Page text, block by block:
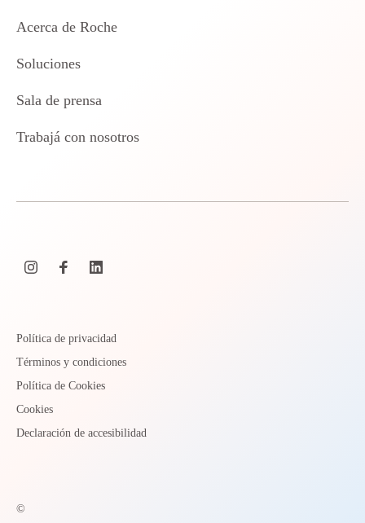
Acerca de Roche
Soluciones
Sala de prensa
Trabajá con nosotros
Política de privacidad
Términos y condiciones
Política de Cookies
Cookies
Declaración de accesibilidad
©